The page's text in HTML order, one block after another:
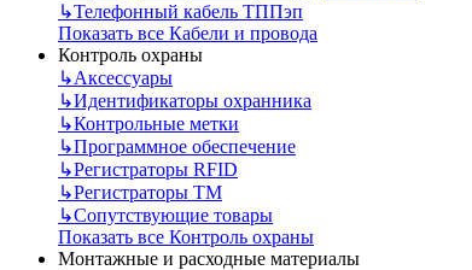
↳Телефонный кабель ТППэп
Показать все Кабели и провода
Контроль охраны
↳Аксессуары
↳Идентификаторы охранника
↳Контрольные метки
↳Программное обеспечение
↳Регистраторы RFID
↳Регистраторы ТМ
↳Сопутствующие товары
Показать все Контроль охраны
Монтажные и расходные материалы